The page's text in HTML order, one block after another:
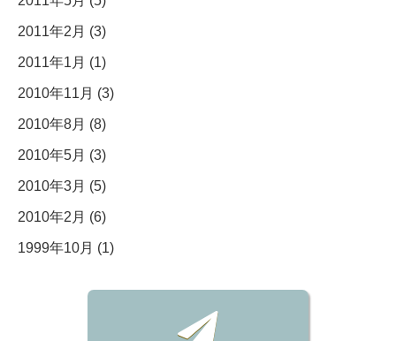
2011年2月 (3)
2011年1月 (1)
2010年11月 (3)
2010年8月 (8)
2010年5月 (3)
2010年3月 (5)
2010年2月 (6)
1999年10月 (1)